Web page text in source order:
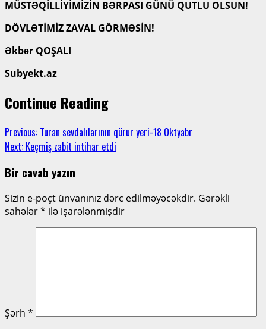
MÜSTƏQİLLİYİMİZİN BƏRPASI GÜNÜ QUTLU OLSUN!
DÖVLƏTİMİZ ZAVAL GÖRMƏSİN!
Əkbər QOŞALI
Subyekt.az
Continue Reading
Previous: Turan sevdalılarının qürur yeri-18 Oktyabr
Next: Keçmiş zabit intihar etdi
Bir cavab yazın
Sizin e-poçt ünvanınız dərc edilməyəcəkdir. Gərəkli
sahələr* ilə işarələnmişdir
Şərh *